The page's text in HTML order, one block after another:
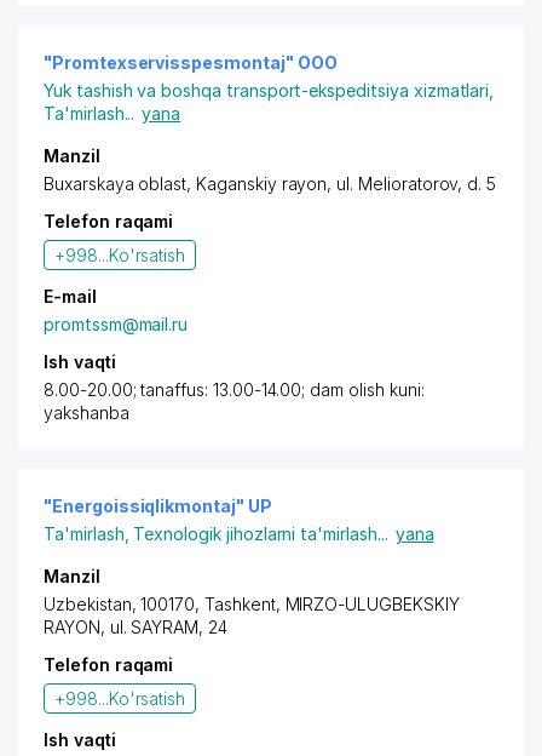
"Promtexservisspesmontaj" OOO
Yuk tashish va boshqa transport-ekspeditsiya xizmatlari
Ta'mirlash... yana
Manzil
Buxarskaya oblast, Kaganskiy rayon, ul. Melioratorov, d. 5
Telefon raqami
+998...Ko'rsatish
E-mail
promtssm@mail.ru
Ish vaqti
8.00-20.00; tanaffus: 13.00-14.00; dam olish kuni:
yakshanba
"Energoissiqlikmontaj" UP
Ta'mirlash Texnologik jihozlarni ta'mirlash... yana
Manzil
Uzbekistan, 100170, Tashkent, MIRZO-ULUGBEKSKIY
RAYON, ul. SAYRAM, 24
Telefon raqami
+998...Ko'rsatish
Ish vaqti